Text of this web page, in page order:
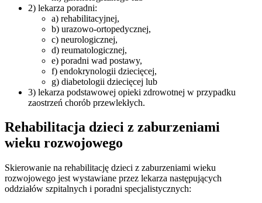
2) lekarza poradni:
a) rehabilitacyjnej,
b) urazowo-ortopedycznej,
c) neurologicznej,
d) reumatologicznej,
e) poradni wad postawy,
f) endokrynologii dziecięcej,
g) diabetologii dziecięcej lub
3) lekarza podstawowej opieki zdrowotnej w przypadku
zaostrzeń chorób przewlekłych.
Rehabilitacja dzieci z zaburzeniami
wieku rozwojowego
Skierowanie na rehabilitację dzieci z zaburzeniami wieku
rozwojowego jest wystawiane przez lekarza następujących
oddziałów szpitalnych i poradni specjalistycznych: